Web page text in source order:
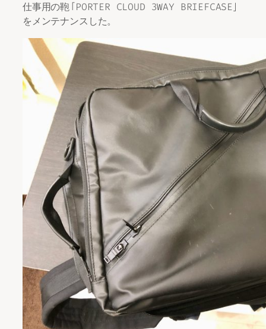
仕事用の鞄「PORTER CLOUD 3WAY BRIEFCASE」
をメンテナンスした。